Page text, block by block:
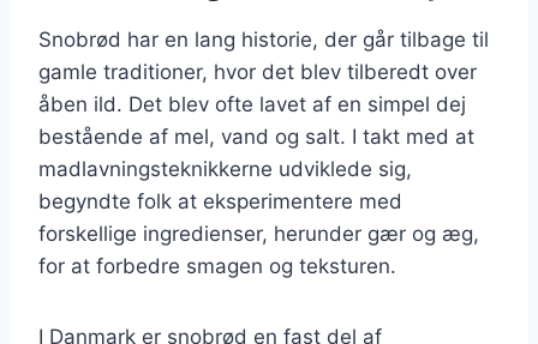
Snobrød har en lang historie, der går tilbage til
gamle traditioner, hvor det blev tilberedt over
åben ild. Det blev ofte lavet af en simpel dej
bestående af mel, vand og salt. I takt med at
madlavningsteknikkerne udviklede sig,
begyndte folk at eksperimentere med
forskellige ingredienser, herunder gær og æg,
for at forbedre smagen og teksturen.
I Danmark er snobrød en fast del af